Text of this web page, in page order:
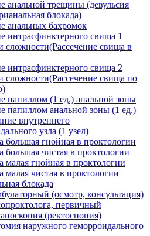
анальной трещины (девульсия
блокада)
анальных бахромок
интрасфинктерного свища 1
сложности(Рассечение свища в
интрасфинктерного свища 2
сложности(Рассечение свища по
папиллом (1 ед.) анальной зоны
папиллом анальной зоны (1 ед.)
внутреннего
узла (1 узел)
большая гнойная в проктологии
большая чистая в проктологии
малая гнойная в проктологии
малая чистая в проктологии
блокада
(осмотр, консультация)
первичный
(ректоспопия)
наружного геморроидального